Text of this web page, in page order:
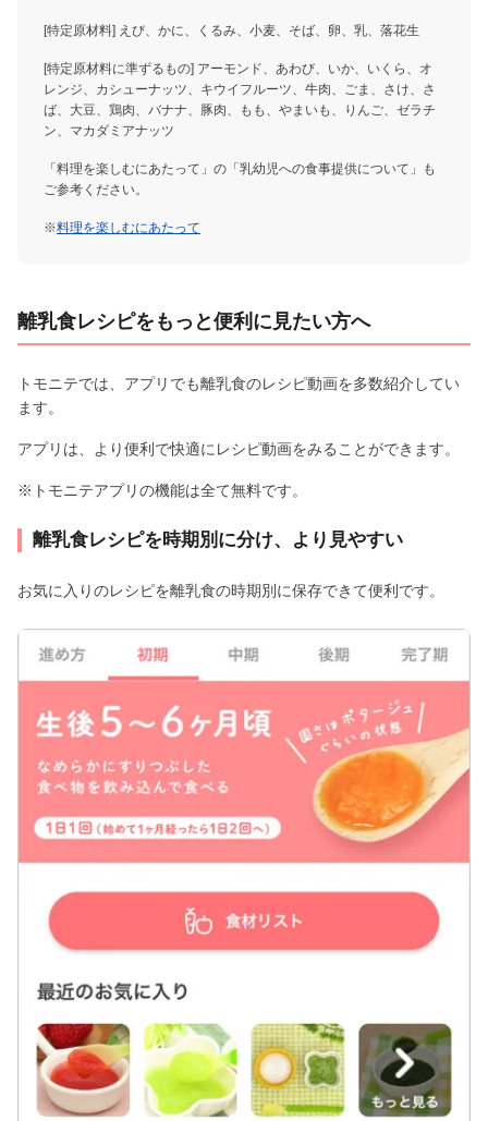
[特定原材料] えび、かに、くるみ、小麦、そば、卵、乳、落花生
[特定原材料に準ずるもの] アーモンド、あわび、いか、いくら、オ
レンジ、カシューナッツ、キウイフルーツ、牛肉、ごま、さけ、さ
ば、大豆、鶏肉、バナナ、豚肉、もも、やまいも、りんご、ゼラチ
ン、マカダミアナッツ
「料理を楽しむにあたって」の「乳幼児への食事提供について」も
ご参考ください。
※料理を楽しむにあたって
離乳食レシピをもっと便利に見たい方へ
トモニテでは、アプリでも離乳食のレシピ動画を多数紹介してい
ます。
アプリは、より便利で快適にレシピ動画をみることができます。
※トモニテアプリの機能は全て無料です。
離乳食レシピを時期別に分け、より見やすい
お気に入りのレシピを離乳食の時期別に保存できて便利です。